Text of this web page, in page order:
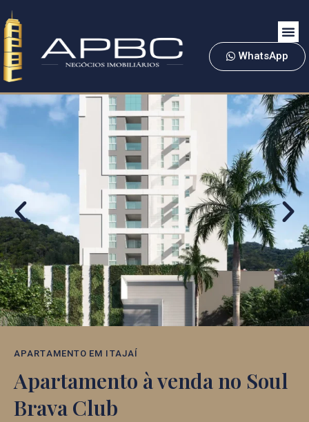
WhatsApp
APARTAMENTO EM ITAJAÍ
Apartamento à venda no Soul
Brava Club